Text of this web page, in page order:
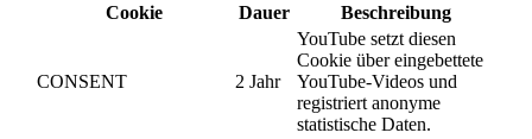
Cookie
Dauer Beschreibung
CONSENT 2 Jahr
YouTube setzt diesen
Cookie über eingebettete
YouTube-Videos und
registriert anonyme
statistische Daten.